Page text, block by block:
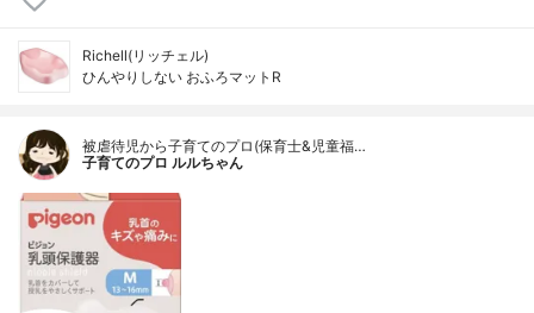
Richell(リッチェル)
ひんやりしない おふろマットR
被虐待児から子育てのプロ(保育士&児童福…
子育てのプロ ルルちゃん